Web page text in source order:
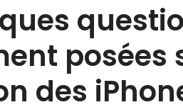
posées
des